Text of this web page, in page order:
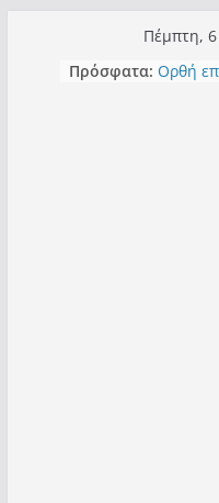
περιεχόμενο
Πέμπτη,
Πρόσφατα: Ορθή